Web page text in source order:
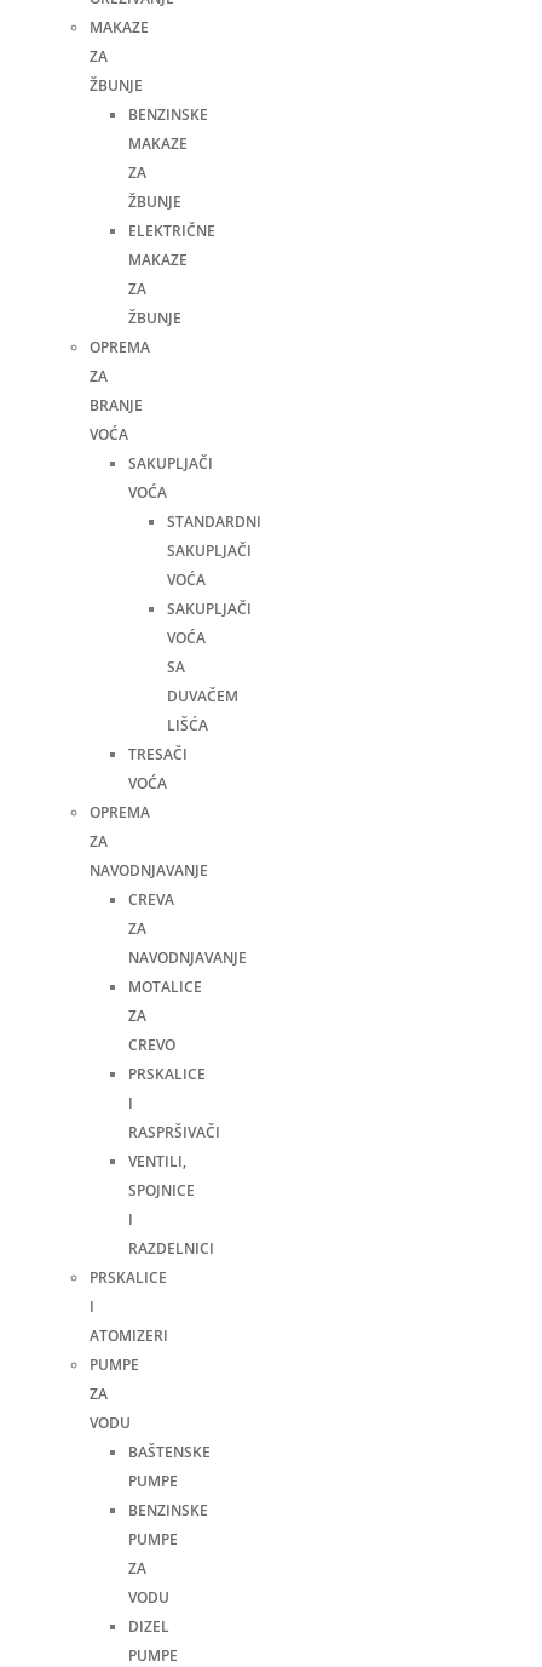
MAKAZE
ZA
ŽBUNJE
BENZINSKE
MAKAZE
ZA
ŽBUNJE
ELEKTRIČNE
MAKAZE
ZA
ŽBUNJE
OPREMA
ZA
BRANJE
VOĆA
SAKUPLJAČI
VOĆA
STANDARDNI
SAKUPLJAČI
VOĆA
SAKUPLJAČI
VOĆA
SA
DUVAČEM
LIŠĆA
TRESAČI
VOĆA
OPREMA
ZA
NAVODNJAVANJE
CREVA
ZA
NAVODNJAVANJE
MOTALICE
ZA
CREVO
PRSKALICE
I
RASPRŠIVAČI
VENTILI,
SPOJNICE
I
RAZDELNICI
PRSKALICE
I
ATOMIZERI
PUMPE
ZA
VODU
BAŠTENSKE
PUMPE
BENZINSKE
PUMPE
ZA
VODU
DIZEL
PUMPE